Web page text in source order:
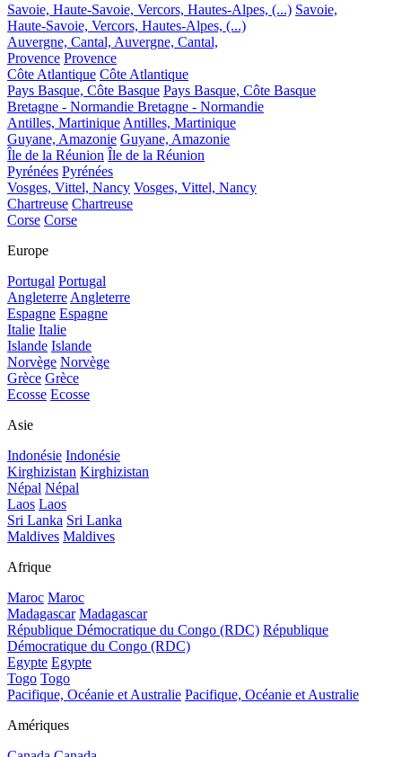
Savoie, Haute-Savoie, Vercors, Hautes-Alpes, (...) Savoie,
Haute-Savoie, Vercors, Hautes-Alpes, (...)
Auvergne, Cantal, Auvergne, Cantal,
Provence Provence
Côte Atlantique Côte Atlantique
Pays Basque, Côte Basque Pays Basque, Côte Basque
Bretagne - Normandie Bretagne - Normandie
Antilles, Martinique Antilles, Martinique
Guyane, Amazonie Guyane, Amazonie
Île de la Réunion Île de la Réunion
Pyrénées Pyrénées
Vosges, Vittel, Nancy Vosges, Vittel, Nancy
Chartreuse Chartreuse
Corse Corse
Europe
Portugal Portugal
Angleterre Angleterre
Espagne Espagne
Italie Italie
Islande Islande
Norvège Norvège
Grèce Grèce
Ecosse Ecosse
Asie
Indonésie Indonésie
Kirghizistan Kirghizistan
Népal Népal
Laos Laos
Sri Lanka Sri Lanka
Maldives Maldives
Afrique
Maroc Maroc
Madagascar Madagascar
République Démocratique du Congo (RDC) République
Démocratique du Congo (RDC)
Egypte Egypte
Togo Togo
Pacifique, Océanie et Australie Pacifique, Océanie et Australie
Amériques